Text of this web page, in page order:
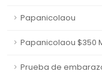
Papanicolaou
Papanicolaou $350
Prueba de